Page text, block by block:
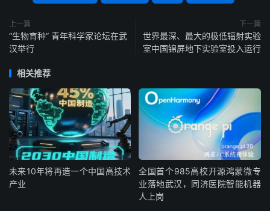
上一篇
“生物育种” 青年科学家论坛在武
汉举行
下一篇
世界最深、最大的极低辐射实验
室中国锦屏地下实验室投入运行
相关推荐
未来10年将再造一个中国高技术
产业
全国首个985高校开源鸿蒙微专
业落地武汉，同济医院智能机器
人上岗